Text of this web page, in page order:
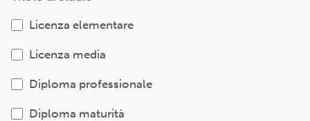
Licenza elementare
Licenza media
Diploma professionale
Diploma maturità